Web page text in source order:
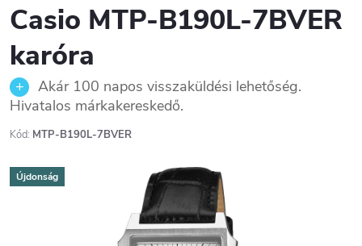
Casio MTP-B190L-7BVER
karóra
Akár 100 napos visszaküldési lehetőség.
Hivatalos márkakereskedő.
Kód: MTP-B190L-7BVER
Újdonság